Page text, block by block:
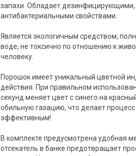
запахи. Обладает дезинфицирующими,
антибактериальными свойствами.
Является экологичным средством,
воде, не токсично по отношению к
человеку.
Порошок имеет уникальный цветной
действия. При правильном
секунд меняет цвет с синего на
обильную газацию, что делает
эффективным!
В комплекте предусмотрена удобная
отсекатель в банке предотвращает